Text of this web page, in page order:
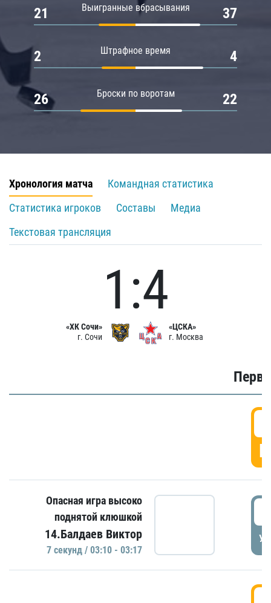
Выигранные вбрасывания
21 37
Штрафное время
2 4
Броски по воротам
26 22
Хронология матча
Командная статистика
Статистика игроков
Составы
Медиа
Текстовая трансляция
«ХК Сочи»
г. Сочи
1:4
«ЦСКА»
г. Москва
Опасная игра высоко
поднятой клюшкой
14.Балдаев Виктор
7 секунд / 03:10 - 03:17